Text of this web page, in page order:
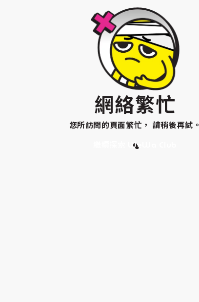
網絡繁忙
您所訪問的頁面繁忙， 請稍後再試。
繼續探索 WeWa Club